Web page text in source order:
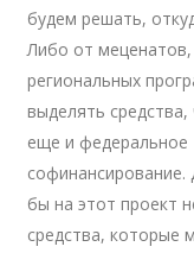
будем решать,
Либо от
региональных
выделять
еще и федеральное
бы на этот проект
средства, которые